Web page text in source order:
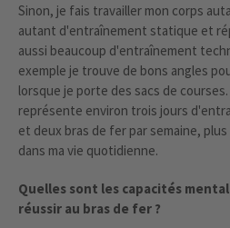
Sinon, je fais travailler mon corps
autant d'entraînement statique et
aussi beaucoup d'entraînement
exemple je trouve de bons angles
lorsque je porte des sacs de
représente environ trois jours
et deux bras de fer par semaine,
dans ma vie quotidienne.
Quelles sont les capacités
réussir au bras de fer ?